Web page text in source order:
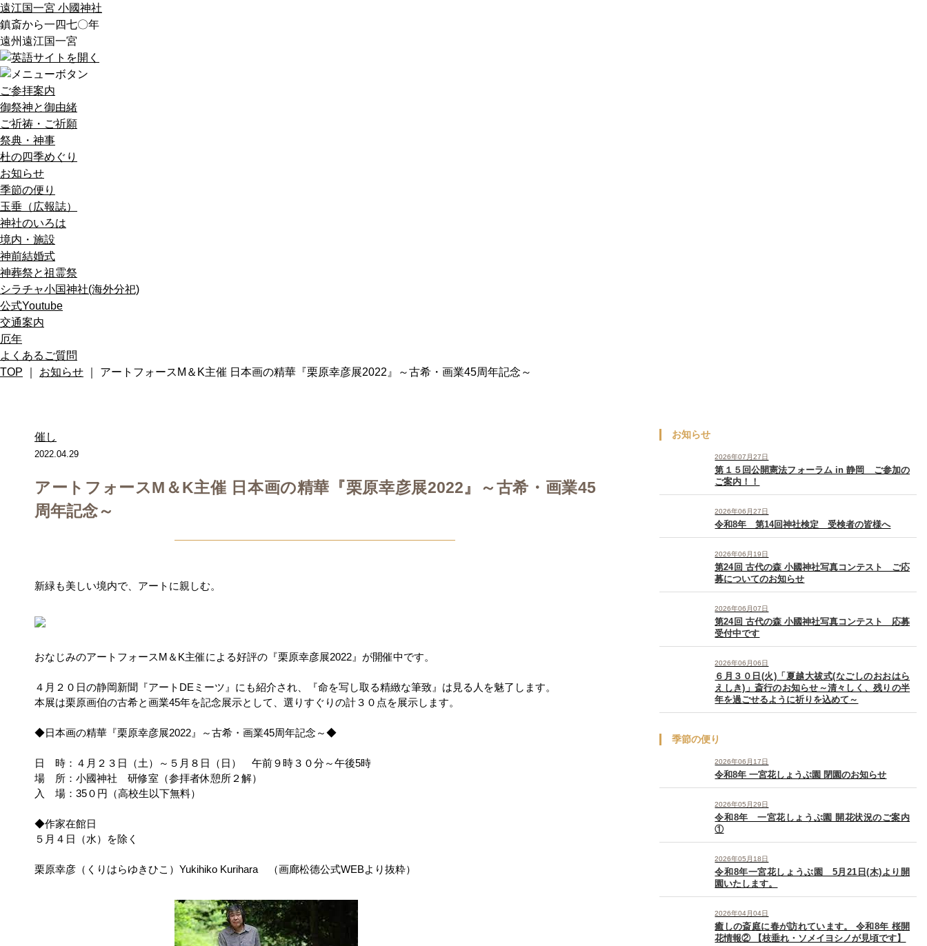
遠江国一宮 小國神社
鎮斎から一四七〇年
遠州遠江国一宮
ご参拝案内
御祭神と御由緒
ご祈祷・ご祈願
祭典・神事
杜の四季めぐり
お知らせ
季節の便り
玉垂（広報誌）
神社のいろは
境内・施設
神前結婚式
神葬祭と祖霊祭
シラチャ小国神社(海外分祀)
公式Youtube
交通案内
厄年
よくあるご質問
TOP
お知らせ ｜ アートフォースM＆K主催 日本画の精華『栗原幸彦展2022』～古希・画業45周年記念～
催し
2022.04.29
アートフォースM＆K主催 日本画の精華『栗原幸彦展2022』～古希・画業45
周年記念～
新緑も美しい境内で、アートに親しむ。
おなじみのアートフォースM＆K主催による好評の『栗原幸彦展2022』が開催中です。
４月２０日の静岡新聞『アートDEミーツ』にも紹介され、『命を写し取る精緻な筆致』は見る人を魅了します。
本展は栗原画伯の古希と画業45年を記念展示として、選りすぐりの計３０点を展示します。
◆日本画の精華『栗原幸彦展2022』～古希・画業45周年記念～◆
日 時：４月２３日（土）～５月８日（日） 午前９時３０分～午後5時
場 所：小國神社 研修室（参拝者休憩所２解）
入 場：35０円（高校生以下無料）
◆作家在館日
５月４日（水）を除く
栗原幸彦（くりはらゆきひこ）Yukihiko Kurihara （画廊松德公式WEBより抜粋）
お知らせ
2026年07月27日
第１５回公開憲法フォーラム in 静岡 ご参加の
ご案内！！
2026年06月27日
令和8年 第14回神社検定 受検者の皆様へ
2026年06月19日
第24回 古代の森 小國神社写真コンテスト ご応
募についてのお知らせ
2026年06月07日
第24回 古代の森 小國神社写真コンテスト 応募
受付中です
2026年06月06日
６月３０日(火)「夏越大祓式(なごしのおおはら
えしき)」斎行のお知らせ～清々しく、残りの半
年を過ごせるように祈りを込めて～
季節の便り
2026年06月17日
令和8年 一宮花しょうぶ園 閉園のお知らせ
2026年05月29日
令和8年 一宮花しょうぶ園 開花状況のご案内
①
2026年05月18日
令和8年一宮花しょうぶ園 5月21日(木)より開
園いたします。
2026年04月04日
癒しの斎庭に春が訪れています。 令和8年 桜開
花情報② 【枝垂れ・ソメイヨシノが見頃です】